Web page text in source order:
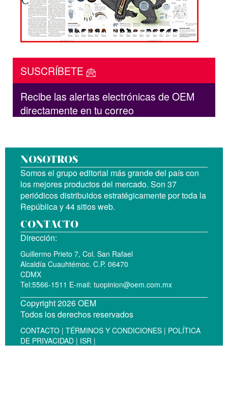
SUSCRÍBETE
Recibe las alertas electrónicas de OEM
directamente en tu correo
NOSOTROS
Somos el grupo editorial más grande del país con
los mejores productos del mercado. Son 37
periódicos distribuidos estratégicamente por toda la
República y 44 sitios web.
CONTACTO
Dirección:
Guillermo Prieto 7, Col. San Rafael
Alcaldía Cuauhtémoc. C.P. 06470
CDMX
Tel:5566-1511 E-mail: tuopinion@oem.com.mx
Copyright 2026 OEM
Todos los derechos reservados
CONTACTO | TÉRMINOS Y CONDICIONES | POLÍTICA
DE PRIVACIDAD | ISR |